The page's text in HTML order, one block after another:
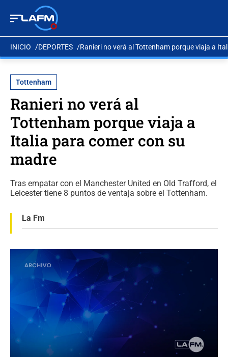
INICIO DEPORTES Ranieri no verá al Tottenham porque viaja a
Tottenham
Ranieri no verá al
Tottenham porque viaja a
Italia para comer con su
madre
Tras empatar con el Manchester United en Old Trafford, el
Leicester tiene 8 puntos de ventaja sobre el Tottenham.
La Fm